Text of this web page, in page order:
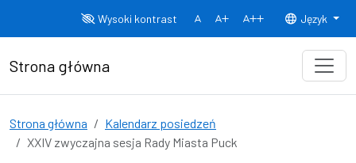
Wysoki kontrast
Normalny rozmiar czcionki
Rozmiar czcionki 150% Rozmiar
Język
Strona główna
Strona główna
Kalendarz posiedzeń
XXIV zwyczajna sesja Rady Miasta Puck